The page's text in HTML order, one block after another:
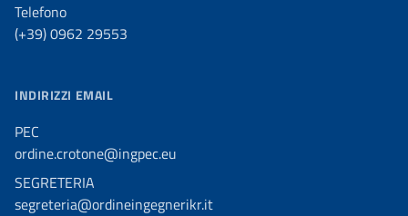
Telefono
(+39) 0962 29553
INDIRIZZI EMAIL
PEC
ordine.crotone@ingpec.eu
SEGRETERIA
segreteria@ordineingegnerikr.it